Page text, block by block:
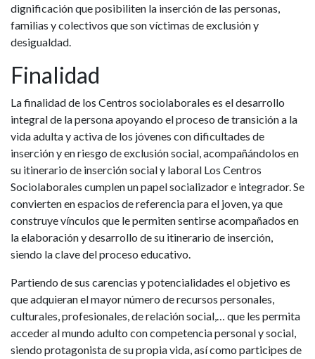
dignificación que posibiliten la inserción de las personas,
familias y colectivos que son víctimas de exclusión y
desigualdad.
Finalidad
La finalidad de los Centros sociolaborales es el desarrollo
integral de la persona apoyando el proceso de transición a la
vida adulta y activa de los jóvenes con dificultades de
inserción y en riesgo de exclusión social, acompañándolos en
su itinerario de inserción social y laboral Los Centros
Sociolaborales cumplen un papel socializador e integrador. Se
convierten en espacios de referencia para el joven, ya que
construye vínculos que le permiten sentirse acompañados en
la elaboración y desarrollo de su itinerario de inserción,
siendo la clave del proceso educativo.
Partiendo de sus carencias y potencialidades el objetivo es
que adquieran el mayor número de recursos personales,
culturales, profesionales, de relación social,… que les permita
acceder al mundo adulto con competencia personal y social,
siendo protagonista de su propia vida, así como participes de